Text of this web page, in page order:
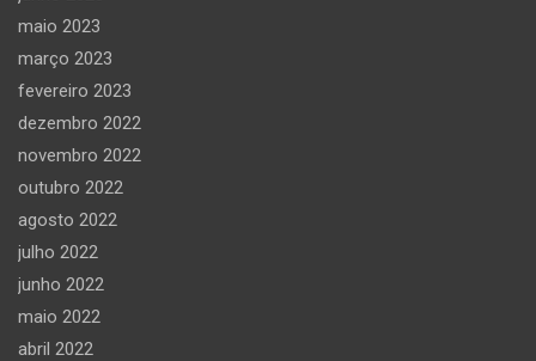
maio 2023
março 2023
fevereiro 2023
dezembro 2022
novembro 2022
outubro 2022
agosto 2022
julho 2022
junho 2022
maio 2022
abril 2022